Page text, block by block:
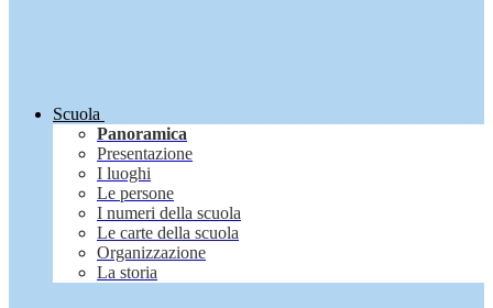
Scuola
Panoramica
Presentazione
I luoghi
Le persone
I numeri della scuola
Le carte della scuola
Organizzazione
La storia